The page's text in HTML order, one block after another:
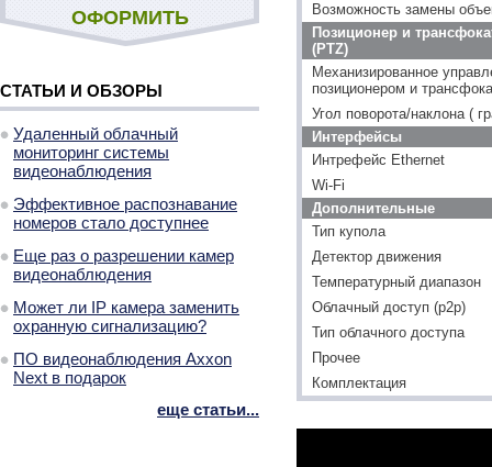
Возможность замены
Позиционер и
(PTZ)
Механизированное
позиционером и
Угол поворота/наклона (
Интерфейсы
Интрефейс Ethernet
Wi-Fi
Дополнительные
Тип купола
Детектор движения
Температурный диапазон
Облачный доступ (p2p)
Тип облачного доступа
Прочее
Комплектация
ОФОРМИТЬ
СТАТЬИ И ОБЗОРЫ
Удаленный облачный
мониторинг системы
видеонаблюдения
Эффективное распознавание
номеров стало доступнее
Еще раз о разрешении камер
видеонаблюдения
Может ли IP камера заменить
охранную сигнализацию?
ПО видеонаблюдения Axxon
Next в подарок
еще статьи...